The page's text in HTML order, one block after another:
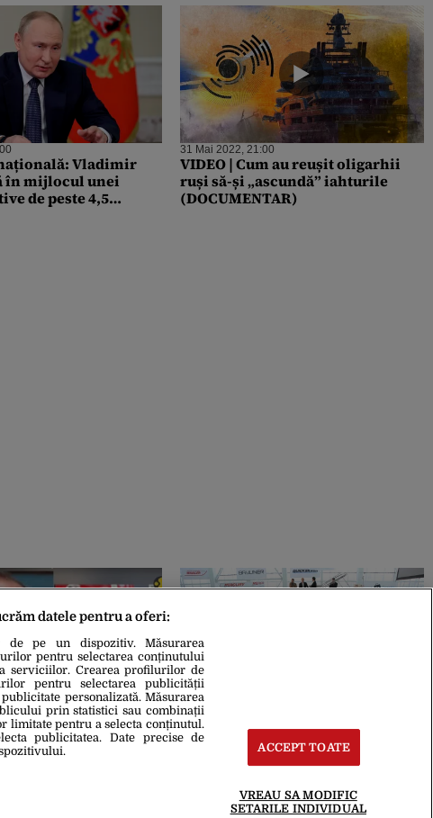
Vladimir
în mijlocul unei
de peste 4,5
31 Mai 2022, 21:00
VIDEO | Cum au reușit oligarhii
ruși să-și „ascundă” iahturile
(DOCUMENTAR)
mai scump divorț din
Fosta soție a
să pună mâna pe
28 Aug. 2013, 10:06
Guvernul va acciza și vehiculele și
motoarele de peste 100 CP
destinate iahturilor
datele pentru a oferi:
de pe un dispozitiv. Măsurarea
pentru selectarea conținutului
serviciilor. Crearea profilurilor de
pentru selectarea publicității
personalizată. Măsurarea
prin statistici sau combinații
limitate pentru a selecta conținutul.
publicitatea. Date precise de
ACCEPT TOATE
VREAU SA MODIFIC
SETARILE INDIVIDUAL